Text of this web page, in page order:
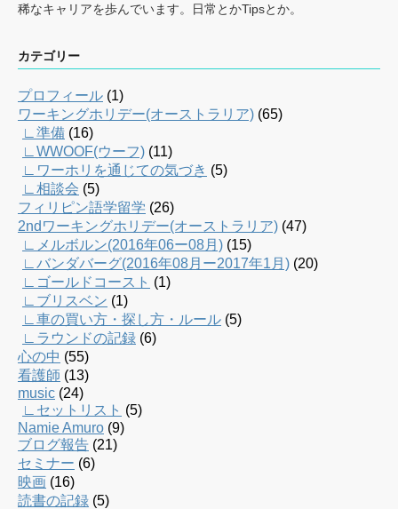
稀なキャリアを歩んでいます。日常とかTipsとか。
カテゴリー
プロフィール (1)
ワーキングホリデー(オーストラリア) (65)
∟準備 (16)
∟WWOOF(ウーフ) (11)
∟ワーホリを通じての気づき (5)
∟相談会 (5)
フィリピン語学留学 (26)
2ndワーキングホリデー(オーストラリア) (47)
∟メルボルン(2016年06ー08月) (15)
∟バンダバーグ(2016年08月ー2017年1月) (20)
∟ゴールドコースト (1)
∟ブリスベン (1)
∟車の買い方・探し方・ルール (5)
∟ラウンドの記録 (6)
心の中 (55)
看護師 (13)
music (24)
∟セットリスト (5)
Namie Amuro (9)
ブログ報告 (21)
セミナー (6)
映画 (16)
読書の記録 (5)